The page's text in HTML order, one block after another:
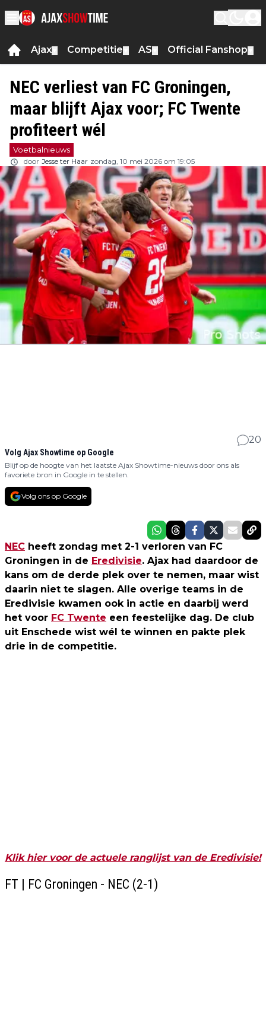
Ajax Competitie AS Official Fanshop
NEC verliest van FC Groningen,
maar blijft Ajax voor; FC Twente
profiteert wél
Voetbalnieuws
door Jesse ter Haar zondag, 10 mei 2026 om 19:05
20
Volg Ajax Showtime op Google
Blijf op de hoogte van het laatste Ajax Showtime-nieuws door ons als
favoriete bron in Google in te stellen.
Volg ons op Google
NEC heeft zondag met 2-1 verloren van FC
Groningen in de Eredivisie. Ajax had daardoor de
kans om de derde plek over te nemen, maar wist
daarin niet te slagen. Alle overige teams in de
Eredivisie kwamen ook in actie en daarbij werd
het voor FC Twente een feestelijke dag. De club
uit Enschede wist wél te winnen en pakte plek
drie in de competitie.
Klik hier voor de actuele ranglijst van de Eredivisie!
FT | FC Groningen - NEC (2-1)